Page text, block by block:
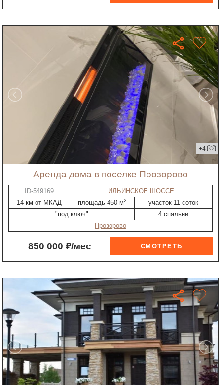
+4
Аренда дома в поселке Прозорово
ID-549169
ИЛЬИНСКОЕ ШОССЕ
14 км от МКАД
площадь 450 м2
участок 11 соток
"под ключ"
4 спальни
Прозорово
850 000 ₽/мес